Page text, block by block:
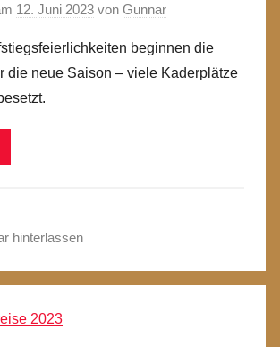
12. Juni 2023 von Gunnar
beginnen die
die neue Saison – viele Kaderplätze
hinterlassen